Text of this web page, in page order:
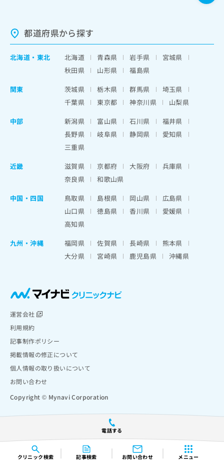
クリニック検索 記事検索 お問い合わせ メニュー
電話する
都道府県から探す
北海道 ・ 東北 北海道 青森県 岩手県
宮城県
秋田県
山形県
福島県
関東
茨城県 栃木県 群馬県
埼玉県
千葉県
東京都 神奈川県
山梨県
中部
新潟県 富山県 石川県
福井県
長野県
岐阜県 静岡県
愛知県
三重県
近畿
滋賀県 京都府 大阪府
兵庫県
奈良県
和歌山県
中国・四国
鳥取県 島根県 岡山県
広島県
山口県
徳島県 香川県
愛媛県
高知県
九州・沖縄
福岡県 佐賀県 長崎県
熊本県
大分県
宮崎県 鹿児島県 沖縄県
運営会社
利用規約
記事制作ポリシー
掲載情報の修正について
個人情報の取り扱いについて
お問い合わせ
Copyright © Mynavi Corporation